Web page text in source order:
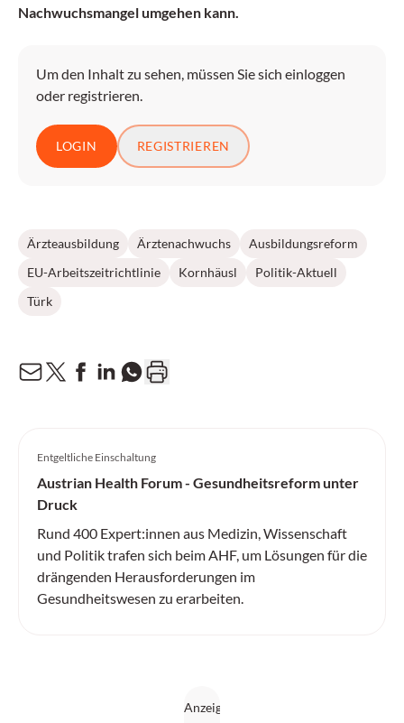
Nachwuchsmangel umgehen kann.
Um den Inhalt zu sehen, müssen Sie sich einloggen
oder registrieren.
LOGIN REGISTRIEREN
Ärzteausbildung Ärztenachwuchs
Ausbildungsreform
EU-Arbeitszeitrichtlinie
Kornhäusl
Politik-Aktuell
Türk
Entgeltliche Einschaltung
Austrian Health Forum - Gesundheitsreform unter
Druck
Rund 400 Expert:innen aus Medizin, Wissenschaft
und Politik trafen sich beim AHF, um Lösungen für die
drängenden Herausforderungen im
Gesundheitswesen zu erarbeiten.